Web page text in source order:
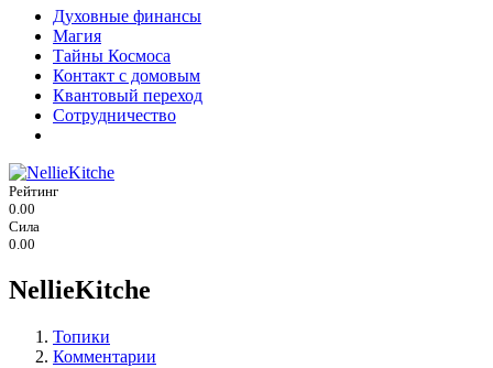
Духовные финансы
Магия
Тайны Космоса
Контакт с домовым
Квантовый переход
Сотрудничество
Рейтинг
0.00
Сила
0.00
NellieKitche
Топики
Комментарии